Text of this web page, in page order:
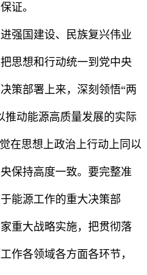
证。
强国建设、民族复兴伟业
思想和行动统一到党中央
策部署上来，深刻领悟“两
推动能源高质量发展的实际
在思想上政治上行动上同以
保持高度一致。要完整准
能源工作的重大决策部
重大战略实施，把贯彻落
作各领域各方面各环节，